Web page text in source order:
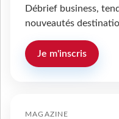
Débrief business,
nouveautés
Je m'inscris
MAGAZINE